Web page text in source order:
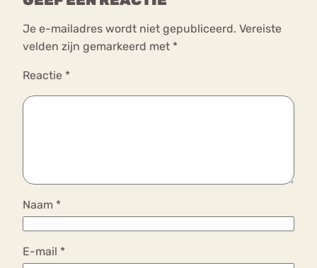
Je e-mailadres wordt niet gepubliceerd. Vereiste
velden zijn gemarkeerd met *
Reactie *
Naam *
E-mail *